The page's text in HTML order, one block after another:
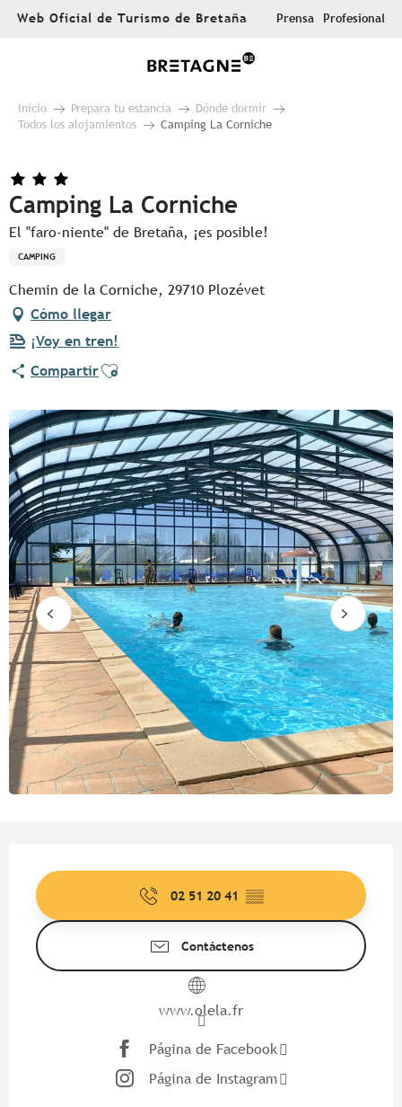
AllerWeb Oficial de Turismo de Bretaña Prensa Profesional
Inicio Prepara tu estancia
Dónde dormir
Todos los alojamientos
Camping La Corniche
Camping La Corniche
El "faro-niente" de Bretaña, ¡es posible!
CAMPING
Chemin de la Corniche, 29710 Plozévet
Cómo llegar
¡Voy en tren!
CompartirAjouter aux favoris
02 51 20 41 ▒▒
Contáctenos
www.olela.fr
Página de Facebook
Página de Instagram